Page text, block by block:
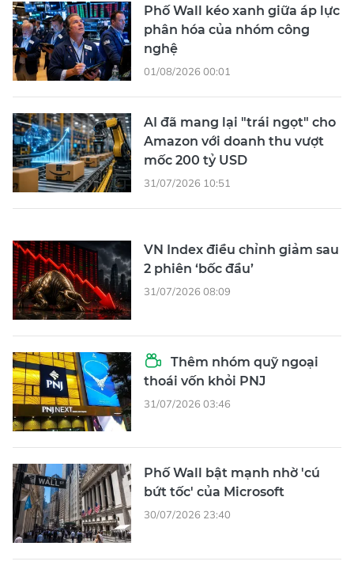
Phố Wall kéo xanh giữa áp lực
phân hóa của nhóm công
nghệ
01/08/2026 00:01
AI đã mang lại "trái ngọt" cho
Amazon với doanh thu vượt
mốc 200 tỷ USD
31/07/2026 10:51
VN Index điều chỉnh giảm sau
2 phiên ‘bốc đầu’
31/07/2026 08:09
Thêm nhóm quỹ ngoại
thoái vốn khỏi PNJ
31/07/2026 03:46
Phố Wall bật mạnh nhờ 'cú
bứt tốc' của Microsoft
30/07/2026 23:40